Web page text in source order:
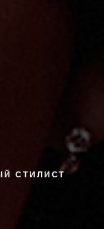
СТИЛИСТ